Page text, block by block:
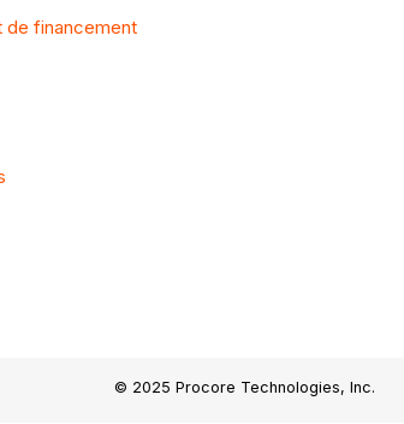
de financement
© 2025 Procore Technologies, Inc.